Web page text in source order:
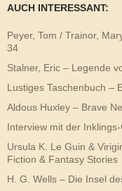
AUCH INTERESSANT:
Peyer, Tom / Trainor,
34
Stalner, Eric – Legende
Lustiges Taschenbuch –
Aldous Huxley – Brave
Interview mit der
Ursula K. Le Guin &
Fiction & Fantasy Stories
H. G. Wells – Die Insel